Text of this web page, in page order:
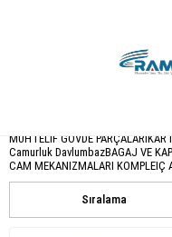
MUHTELIF GÖVDE PARÇALARI
Camurluk DavlumbazBAGAJ VE
CAM MEKANIZMALARI KOMPLEIÇ
Sıralama